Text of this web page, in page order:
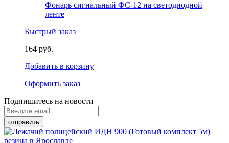
Фонарь сигнальный ФС-12 на светодиодной
ленте
Быстрый заказ
164 руб.
Добавить в корзину
Оформить заказ
Подпишитесь на новости